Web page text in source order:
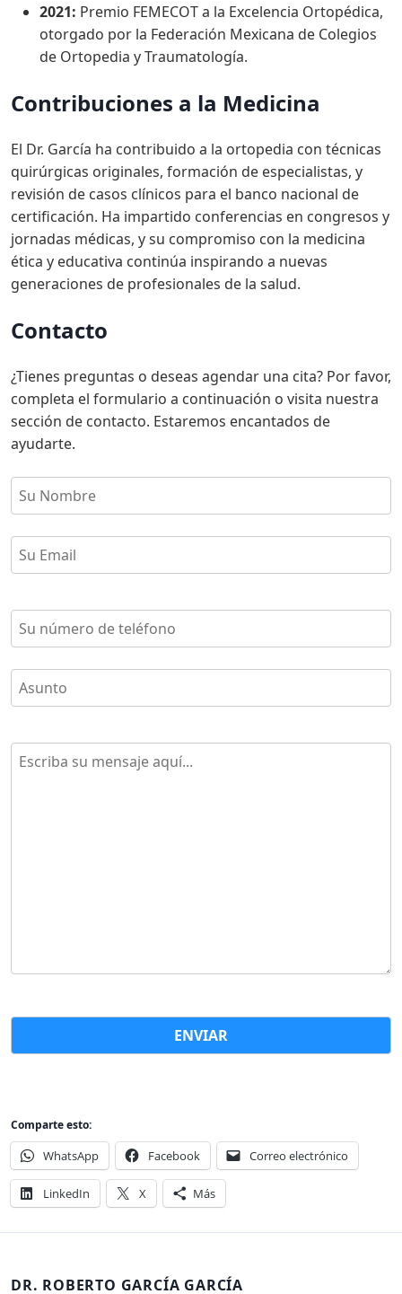
2021: Premio FEMECOT a la Excelencia Ortopédica,
otorgado por la Federación Mexicana de Colegios
de Ortopedia y Traumatología.
Contribuciones a la Medicina
El Dr. García ha contribuido a la ortopedia con técnicas
quirúrgicas originales, formación de especialistas, y
revisión de casos clínicos para el banco nacional de
certificación. Ha impartido conferencias en congresos y
jornadas médicas, y su compromiso con la medicina
ética y educativa continúa inspirando a nuevas
generaciones de profesionales de la salud.
Contacto
¿Tienes preguntas o deseas agendar una cita? Por favor,
completa el formulario a continuación o visita nuestra
sección de contacto. Estaremos encantados de
ayudarte.
Comparte esto:
WhatsApp Facebook Correo electrónico
LinkedIn X Más
DR. ROBERTO GARCÍA GARCÍA